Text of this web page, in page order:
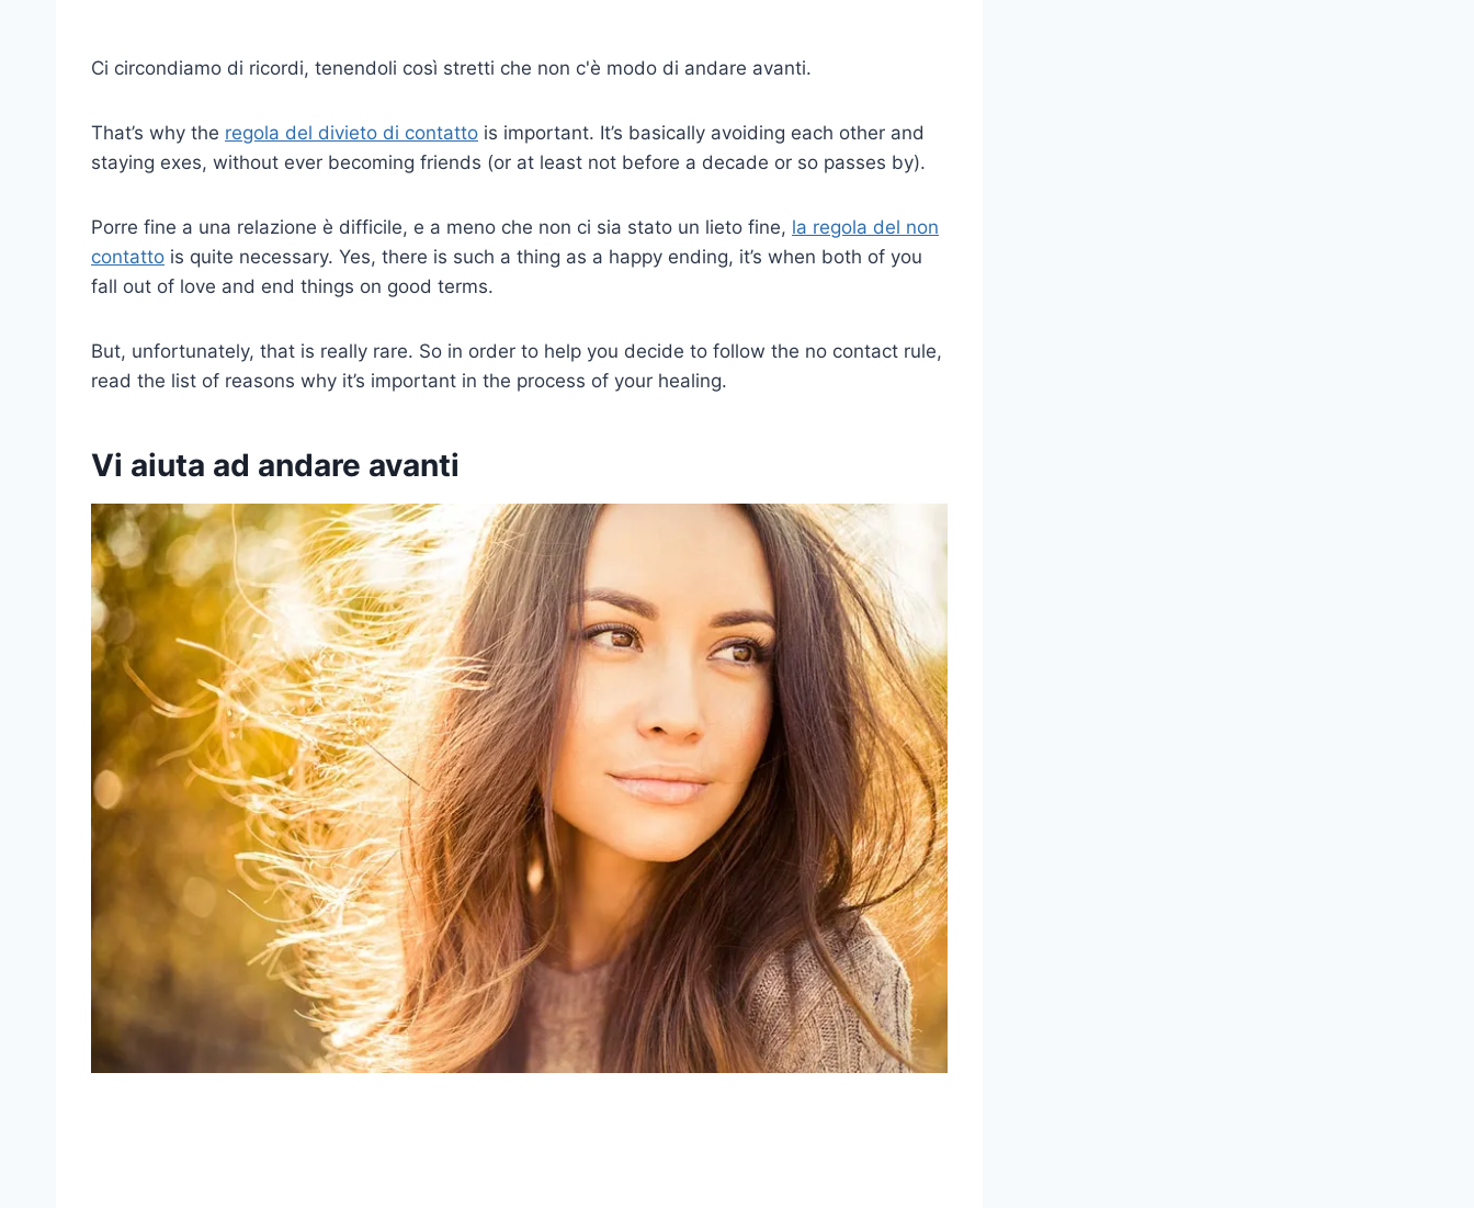
Ci circondiamo di ricordi, tenendoli così stretti che non c'è modo di andare avanti.
That’s why the regola del divieto di contatto is important. It’s basically avoiding each other and
staying exes, without ever becoming friends (or at least not before a decade or so passes by).
Porre fine a una relazione è difficile, e a meno che non ci sia stato un lieto fine, la regola del non
contatto is quite necessary. Yes, there is such a thing as a happy ending, it’s when both of you
fall out of love and end things on good terms.
But, unfortunately, that is really rare. So in order to help you decide to follow the no contact rule,
read the list of reasons why it’s important in the process of your healing.
Vi aiuta ad andare avanti